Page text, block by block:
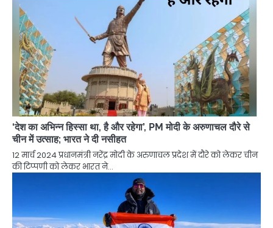
‘देश का अभिन्न हिस्सा था, है और रहेगा’, PM मोदी के अरुणाचल दौरे से
चीन में उत्साह; भारत ने दी नसीहत
12 मार्च 2024 प्रधानमंत्री नरेंद्र मोदी के अरुणाचल प्रदेश में दौरे को लेकर चीन
की टिप्पणी को लेकर भारत ने…